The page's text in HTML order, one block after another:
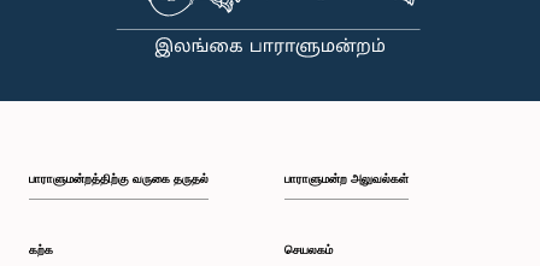
பாராளுமன்றத்திற்கு வருகை தருதல்
கற்க
பாராளுமன்ற அலுவல்கள்
செயலகம்